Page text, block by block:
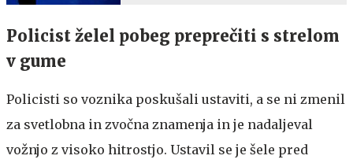
Policist želel pobeg preprečiti s strelom
v gume
Policisti so voznika poskušali ustaviti, a se ni zmenil
za svetlobna in zvočna znamenja in je nadaljeval
vožnjo z visoko hitrostjo. Ustavil se je šele pred